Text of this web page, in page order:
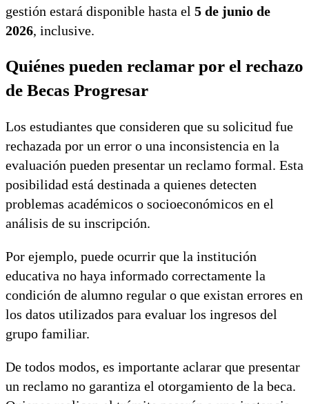
gestión estará disponible hasta el 5 de junio de
2026, inclusive.
Quiénes pueden reclamar por el rechazo
de Becas Progresar
Los estudiantes que consideren que su solicitud fue
rechazada por un error o una inconsistencia en la
evaluación pueden presentar un reclamo formal. Esta
posibilidad está destinada a quienes detecten
problemas académicos o socioeconómicos en el
análisis de su inscripción.
Por ejemplo, puede ocurrir que la institución
educativa no haya informado correctamente la
condición de alumno regular o que existan errores en
los datos utilizados para evaluar los ingresos del
grupo familiar.
De todos modos, es importante aclarar que presentar
un reclamo no garantiza el otorgamiento de la beca.